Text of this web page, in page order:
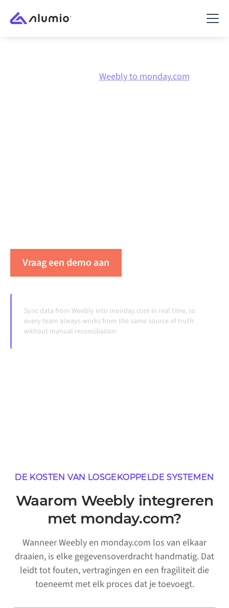
Weebly to monday.com
Vraag een demo aan
Sync data from Weebly into monday.com in real time, so
every team always works from the same source of truth
without manual reconciliation.
DE KOSTEN VAN LOSGEKOPPELDE SYSTEMEN
Waarom Weebly integreren
met monday.com?
Wanneer Weebly en monday.com los van elkaar
draaien, is elke gegevensoverdracht handmatig. Dat
leidt tot fouten, vertragingen en een fragiliteit die
toeneemt met elk proces dat je toevoegt.